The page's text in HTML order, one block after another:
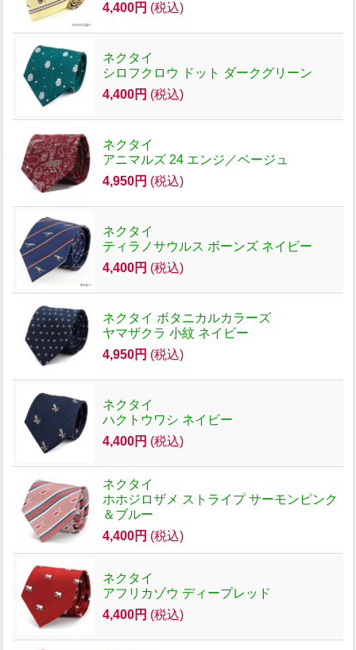
4,400円 (税込)
ネクタイ
シロフクロウ ドット ダークグリーン
4,400円 (税込)
ネクタイ
アニマルズ 24 エンジ／ベージュ
4,950円 (税込)
ネクタイ
ティラノサウルス ボーンズ ネイビー
4,400円 (税込)
ネクタイ ボタニカルカラーズ
ヤマザクラ 小紋 ネイビー
4,950円 (税込)
ネクタイ
ハクトウワシ ネイビー
4,400円 (税込)
ネクタイ
ホホジロザメ ストライプ サーモンピンク
＆ブルー
4,400円 (税込)
ネクタイ
アフリカゾウ ディープレッド
4,400円 (税込)